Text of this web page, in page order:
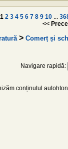
1 2 3 4 5 6 7 8 9 10 ...
<<
> Сomerț și
Navigare rapidă:
conținutul